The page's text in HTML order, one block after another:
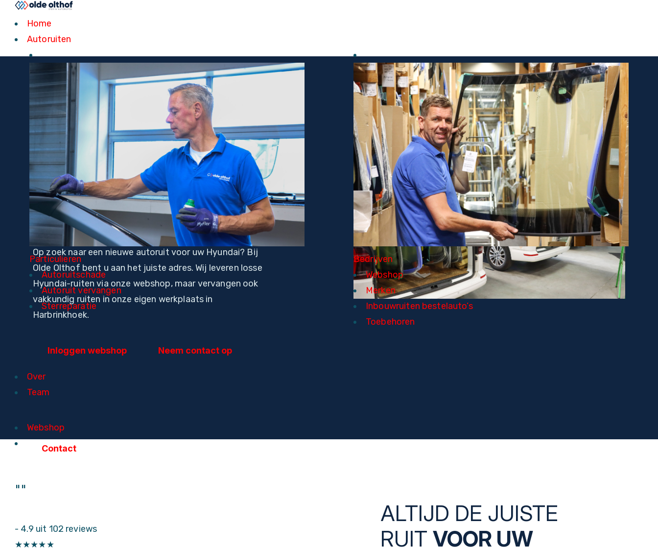
Home
Autoruiten
Particulieren
Autoruitschade
Autoruit vervangen
Sterreparatie
Bedrijven
Webshop
Merken
Inbouwruiten bestelauto’s
Toebehoren
Over
Team
Webshop
Contact
""
- 4.9 uit 102 reviews
★★★★★
HYUNDAI
AUTORUITEN
Snel geleverd of professioneel vervangen
Op zoek naar een nieuwe autoruit voor uw Hyundai? Bij
Olde Olthof bent u aan het juiste adres. Wij leveren losse
Hyundai-ruiten via onze webshop, maar vervangen ook
vakkundig ruiten in onze eigen werkplaats in
Harbrinkhoek.
Inloggen webshop Neem contact op
ALTIJD DE JUISTE
RUIT VOOR UW
Home
Autoruiten